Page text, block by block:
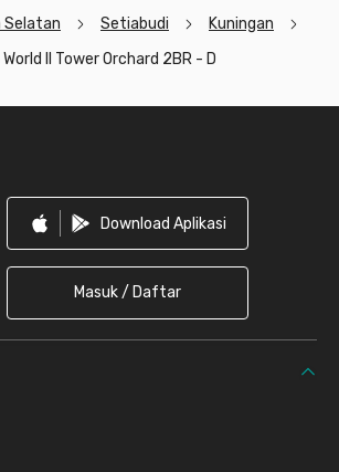
Setiabudi
Kuningan
II Tower Orchard 2BR - D
Download Aplikasi
Masuk / Daftar